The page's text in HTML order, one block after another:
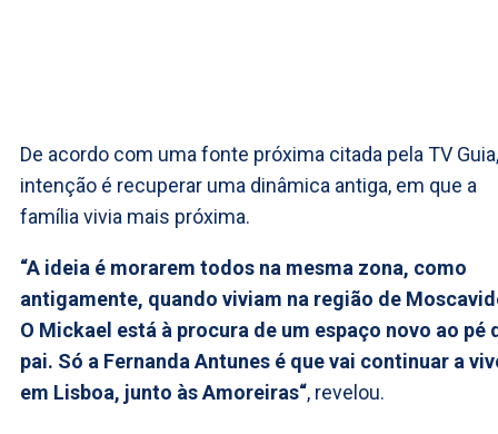
De acordo com uma fonte próxima citada pela TV
intenção é recuperar uma dinâmica antiga, em que a
família vivia mais próxima.
“A ideia é morarem todos na mesma zona, como
antigamente, quando viviam na região de
O Mickael está à procura de um espaço novo ao pé
pai. Só a Fernanda Antunes é que vai continuar a
em Lisboa, junto às Amoreiras“, revelou.